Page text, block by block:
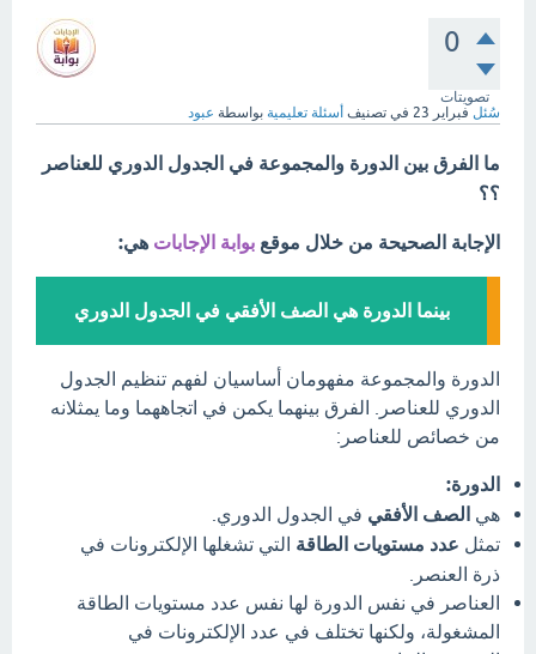
0
تصويتات
سُئل فبراير 23 في تصنيف أسئلة تعليمية بواسطة عبود
ما الفرق بين الدورة والمجموعة في الجدول الدوري للعناصر
؟؟
الإجابة الصحيحة من خلال موقع بوابة الإجابات هي:
بينما الدورة هي الصف الأفقي في الجدول الدوري
الدورة والمجموعة مفهومان أساسيان لفهم تنظيم الجدول
الدوري للعناصر. الفرق بينهما يكمن في اتجاههما وما يمثلانه
من خصائص للعناصر:
الدورة:
هي الصف الأفقي في الجدول الدوري.
تمثل عدد مستويات الطاقة التي تشغلها الإلكترونات في
ذرة العنصر.
العناصر في نفس الدورة لها نفس عدد مستويات الطاقة
المشغولة، ولكنها تختلف في عدد الإلكترونات في